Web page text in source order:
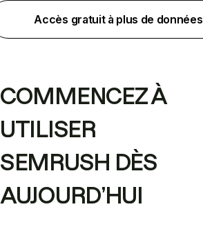
Accès gratuit à plus de données
COMMENCEZ À
UTILISER
SEMRUSH DÈS
AUJOURD’HUI